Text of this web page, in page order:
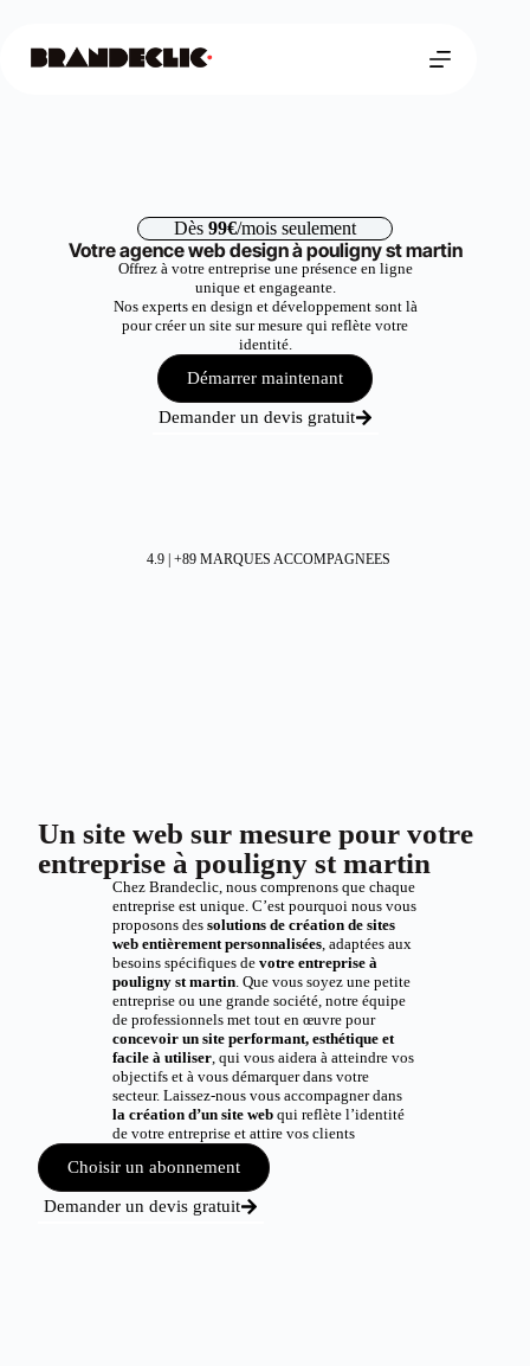
Dès 99€/mois seulement
Votre agence web design à pouligny st martin
Offrez à votre entreprise une présence en ligne
unique et engageante.
Nos experts en design et développement sont là
pour créer un site sur mesure qui reflète votre
identité.
Démarrer maintenant
Demander un devis gratuit
4.9 | +89 MARQUES ACCOMPAGNEES
Un site web sur mesure pour votre
entreprise à pouligny st martin
Chez Brandeclic, nous comprenons que chaque
entreprise est unique. C’est pourquoi nous vous
proposons des solutions de création de sites
web entièrement personnalisées, adaptées aux
besoins spécifiques de votre entreprise à
pouligny st martin. Que vous soyez une petite
entreprise ou une grande société, notre équipe
de professionnels met tout en œuvre pour
concevoir un site performant, esthétique et
facile à utiliser, qui vous aidera à atteindre vos
objectifs et à vous démarquer dans votre
secteur. Laissez-nous vous accompagner dans
la création d’un site webqui reflète l’identité
de votre entreprise et attire vos clients
Choisir un abonnement
Demander un devis gratuit